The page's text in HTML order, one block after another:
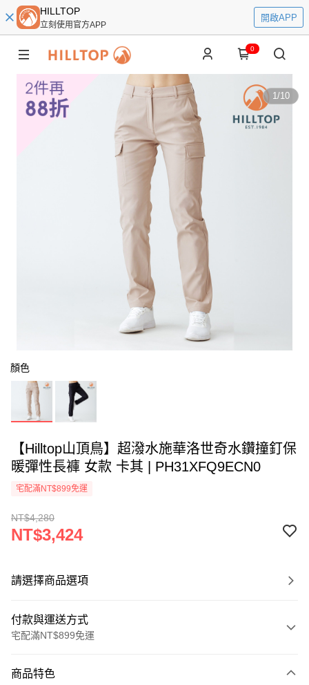
HILLTOP
立刻使用官方APP
開啟APP
0
1/10
顏色
【Hilltop山頂鳥】超潑水施華洛世奇水鑽撞釘保
暖彈性長褲 女款 卡其 | PH31XFQ9ECN0
宅配滿NT$899免運
NT$4,280
NT$3,424
請選擇商品選項
付款與運送方式
宅配滿NT$899免運
信用卡一次付款
商品特色